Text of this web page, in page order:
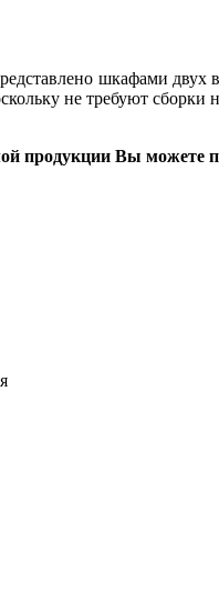
шкафами
не требуют сборки
продукции Вы можете